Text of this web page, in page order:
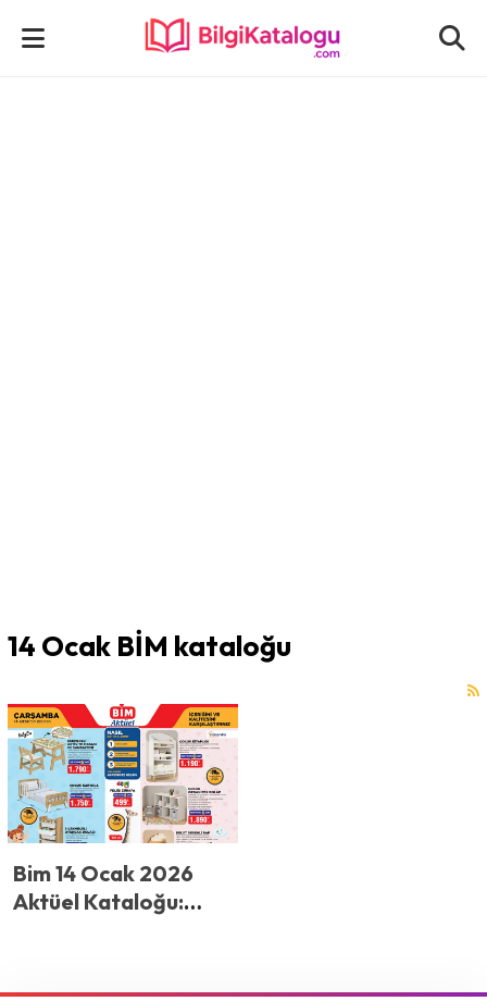
14 Ocak BİM kataloğu
Bim 14 Ocak 2026
Aktüel Kataloğu:
Fırsatlar